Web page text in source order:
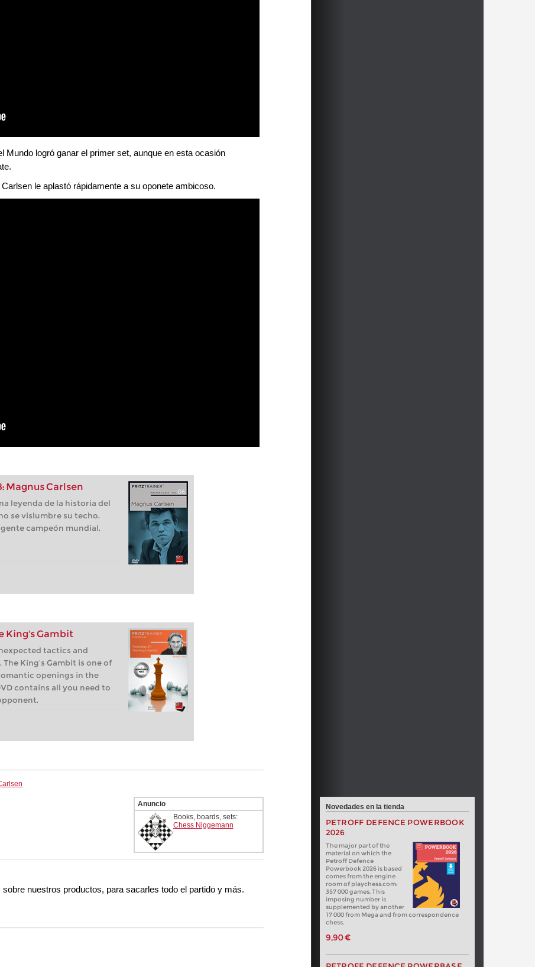
Mundo logró ganar el primer set, aunque en esta ocasión
le aplastó rápidamente a su oponete ambicoso.
Magnus Carlsen
leyenda de la historia del
se vislumbre su techo.
campeón mundial.
King's Gambit
tactics and
King’s Gambit is one of
openings in the
contains all you need to
Anuncio
Books, boards, sets:
Chess Niggemann
nuestros productos, para sacarles todo el partido y más.
Novedades en la tienda
PETROFF DEFENCE POWERBOOK
2026
The major part of the
material on which the
Petroff Defence
Powerbook 2026 is based
comes from the engine
room of playchess.com:
357 000 games. This
imposing number is
supplemented by another
17 000 from Mega and from correspondence
chess.
9,90 €